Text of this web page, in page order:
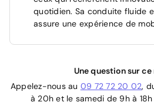
quotidien. Sa conduite fluide
assure une expérience de
Une question sur ce
Appelez-nous au 09 72 72 20 02,
à 20h et le samedi de 9h à